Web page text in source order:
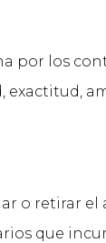
por los
o retirar
que